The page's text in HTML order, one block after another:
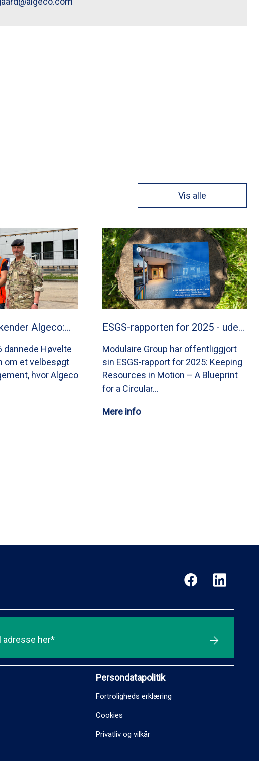
Vis alle
Algeco:…
dannede Høvelte
om et velbesøgt
hvor Algeco
ESGS-rapporten for 2025 - ude…
Modulaire Group har offentliggjort
sin ESGS-rapport for 2025: Keeping
Resources in Motion – A Blueprint
for a Circular…
Mere info
Persondatapolitik
Fortroligheds erklæring
Cookies
Privatliv og vilkår